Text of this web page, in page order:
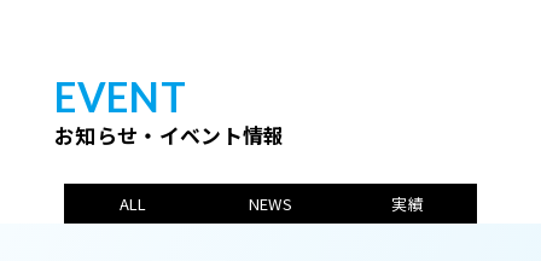
EVENT
お知らせ・イベント情報
ALL NEWS 実績